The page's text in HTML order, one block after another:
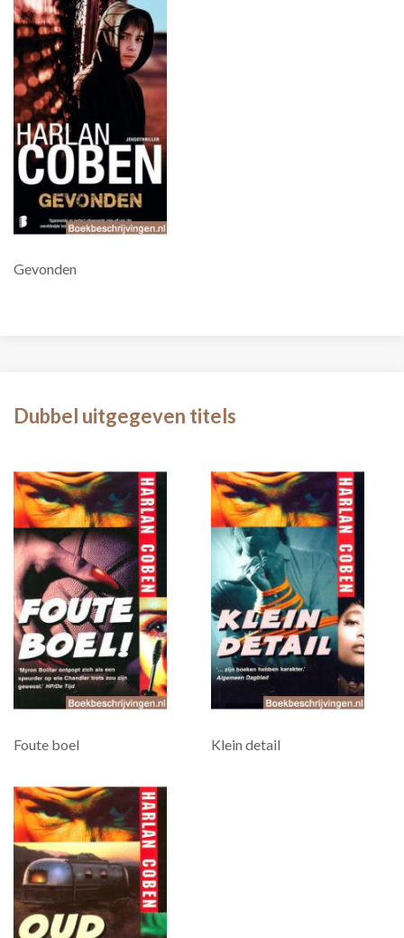
Gevonden
Dubbel uitgegeven titels
Foute boel Klein detail